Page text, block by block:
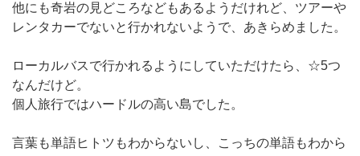
他にも奇岩の見どころなどもあるようだけれど、ツアーや
レンタカーでないと行かれないようで、あきらめました。
ローカルバスで行かれるようにしていただけたら、☆5つ
なんだけど。
個人旅行ではハードルの高い島でした。
言葉も単語ヒトツもわからないし、こっちの単語もわから